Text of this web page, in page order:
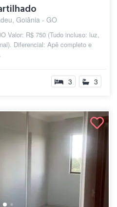
Goiânia - GO
Valor: R$ 750 (Tudo incluso: luz,
Diferencial: Apê completo e
3 3